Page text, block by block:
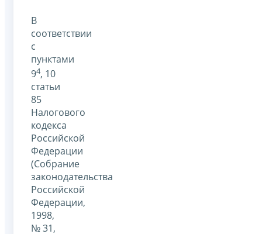
В
соответствии
с
пунктами
94, 10
статьи
85
Налогового
кодекса
Российской
Федерации
(Собрание
законодательства
Российской
Федерации,
1998,
№ 31,